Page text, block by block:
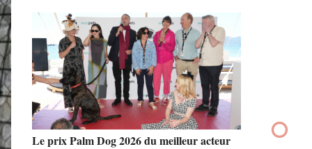
Le prix Palm Dog 2026 du meilleur acteur